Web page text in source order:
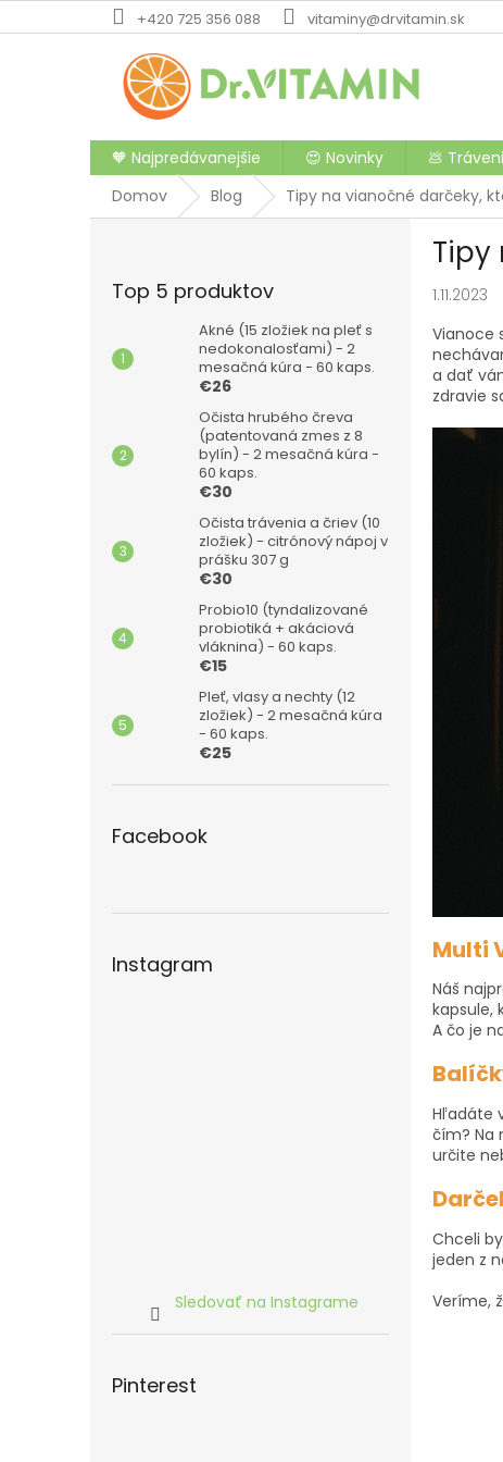
na
+420 725 356 088 vitaminy@drvitamin.sk
🧡 Najpredávanejšie 😍 Novinky 💩
Domov
Blog Tipy na vianočné darčeky,
Top 5 produktov
Akné (15 zložiek na pleť s
nedokonalosťami) - 2
mesačná kúra - 60 kaps.
€26
Očista hrubého čreva
(patentovaná zmes z 8
bylín) - 2 mesačná kúra -
60 kaps.
€30
Očista trávenia a čriev (10
zložiek) - citrónový nápoj v
prášku 307 g
€30
Probio10 (tyndalizované
probiotiká + akáciová
vláknina) - 60 kaps.
€15
Pleť, vlasy a nechty (12
zložiek) - 2 mesačná kúra
- 60 kaps.
€25
Facebook
Instagram
Sledovať na Instagrame
Pinterest
Tipy
1.11.2023
Vianoce
a dať
zdravie
Multi
Náš
kapsule,
A čo je
Hľadáte
čím? Na
určite
Chceli
jeden z
Veríme,